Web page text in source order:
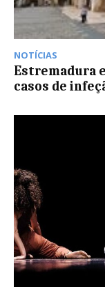
NOTÍCIAS
Estremadura
casos de